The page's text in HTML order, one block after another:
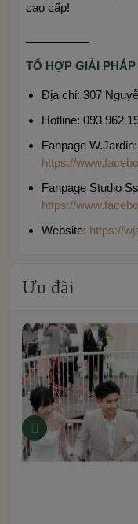
cao cấp!
TỔ HỢP GIẢI
Địa chỉ: 307
Hotline: 093 962
Fanpage W.Jardin:
https://
Fanpage Studio
https://
Website: https://
Ưu đãi